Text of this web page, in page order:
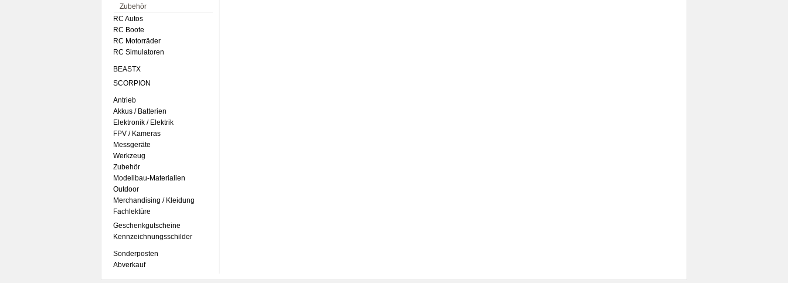
Zubehör
RC Autos
RC Boote
RC Motorräder
RC Simulatoren
BEASTX
SCORPION
Antrieb
Akkus / Batterien
Elektronik / Elektrik
FPV / Kameras
Messgeräte
Werkzeug
Zubehör
Modellbau-Materialien
Outdoor
Merchandising / Kleidung
Fachlektüre
Geschenkgutscheine
Kennzeichnungsschilder
Sonderposten
Abverkauf